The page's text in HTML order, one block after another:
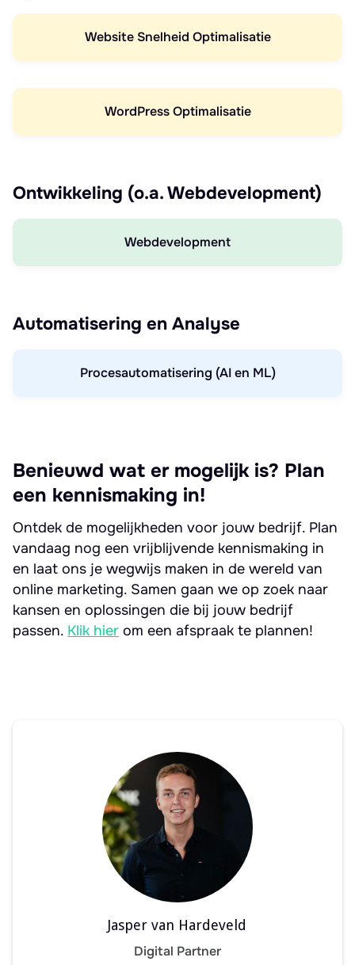
Website Snelheid Optimalisatie
WordPress Optimalisatie
Ontwikkeling (o.a. Webdevelopment)
Webdevelopment
Automatisering en Analyse
Procesautomatisering (AI en ML)
Benieuwd wat er mogelijk is? Plan
een kennismaking in!
Ontdek de mogelijkheden voor jouw bedrijf. Plan
vandaag nog een vrijblijvende kennismaking in
en laat ons je wegwijs maken in de wereld van
online marketing. Samen gaan we op zoek naar
kansen en oplossingen die bij jouw bedrijf
passen. Klik hier om een afspraak te plannen!
Jasper van Hardeveld
Digital Partner